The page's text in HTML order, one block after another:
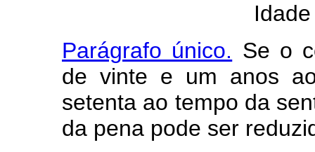
Parágrafo único. Se o
de vinte e um anos
setenta ao tempo da
da pena pode ser